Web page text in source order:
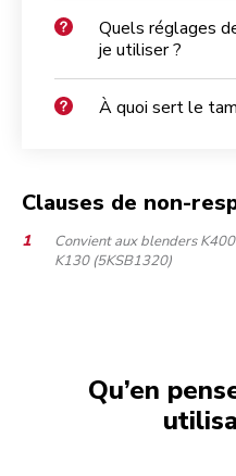
Quels réglages
je utiliser ?
À quoi sert le
Clauses de non-
Convient aux blenders
K130 (5KSB1320)
Qu’en